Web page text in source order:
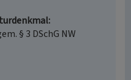
§ 3 DSchG NW